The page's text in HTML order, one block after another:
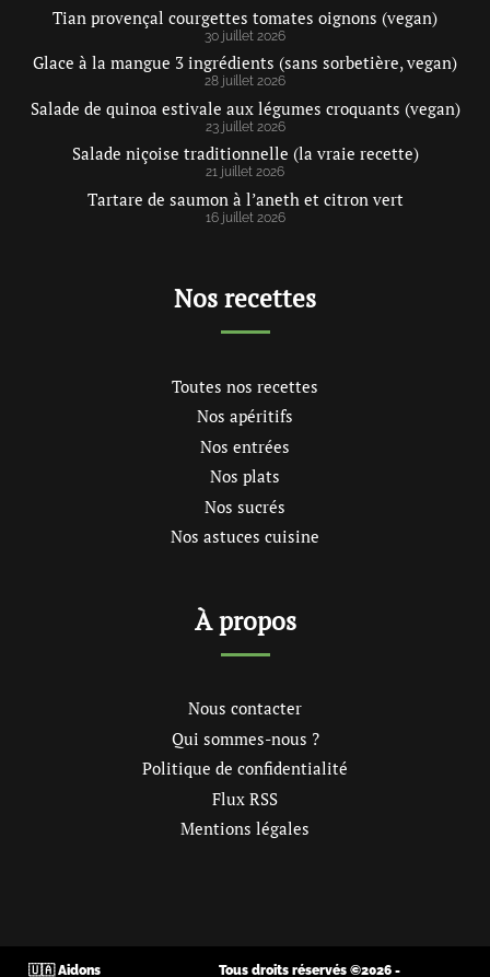
Tian provençal courgettes tomates oignons (vegan)
30 juillet 2026
Glace à la mangue 3 ingrédients (sans sorbetière, vegan)
28 juillet 2026
Salade de quinoa estivale aux légumes croquants (vegan)
23 juillet 2026
Salade niçoise traditionnelle (la vraie recette)
21 juillet 2026
Tartare de saumon à l’aneth et citron vert
16 juillet 2026
Nos recettes
Toutes nos recettes
Nos apéritifs
Nos entrées
Nos plats
Nos sucrés
Nos astuces cuisine
À propos
Nous contacter
Qui sommes-nous ?
Politique de confidentialité
Flux RSS
Mentions légales
🇺🇦 Aidons Tous droits réservés ©2026 -